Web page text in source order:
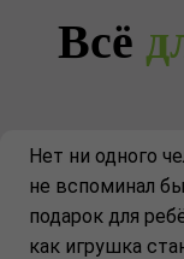
Всё
Нет ни одного
не вспоминал
подарок для
как игрушка